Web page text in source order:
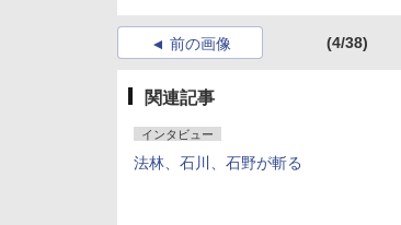
前の画像 (4/38)
関連記事
インタビュー
法林、石川、石野が斬る